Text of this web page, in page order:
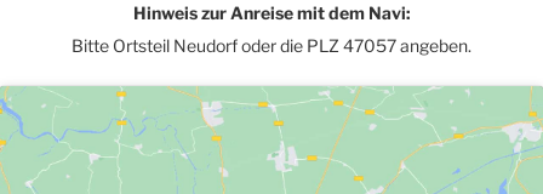
Hinweis zur Anreise mit dem Navi:
Bitte Ortsteil Neudorf oder die PLZ 47057 angeben.